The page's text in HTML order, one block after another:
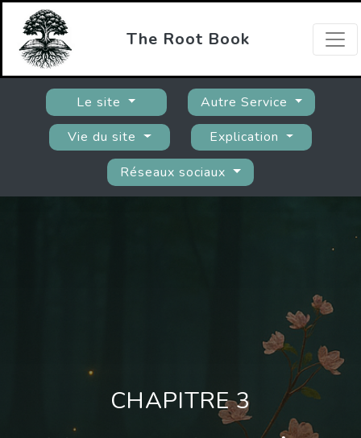
The Root Book
Le site
Autre Service
Vie du site
Explication
Réseaux sociaux
CHAPITRE 3